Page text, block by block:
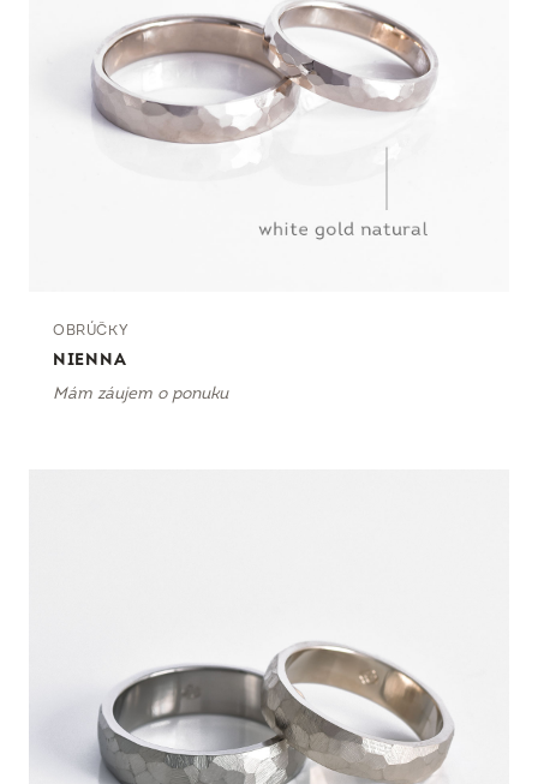
OBRÚČKY
NIENNA
Mám záujem o ponuku